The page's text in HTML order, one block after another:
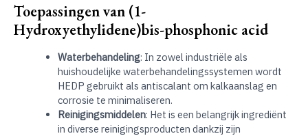
Toepassingen van (1-
Hydroxyethylidene)bis-phosphonic acid
Waterbehandeling: In zowel industriële als
huishoudelijke waterbehandelingssystemen wordt
HEDP gebruikt als antiscalant om kalkaanslag en
corrosie te minimaliseren.
Reinigingsmiddelen: Het is een belangrijk ingrediënt
in diverse reinigingsproducten dankzij zijn